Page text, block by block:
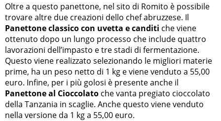
Oltre a questo panettone, nel sito di Romito è possibile
trovare altre due creazioni dello chef abruzzese. Il
Panettone classico con uvetta e canditi che viene
ottenuto dopo un lungo processo che include quattro
lavorazioni dell’impasto e tre stadi di fermentazione.
Questo viene realizzato selezionando le migliori materie
prime, ha un peso netto di 1 kg e viene venduto a 55,00
euro. Infine, per i più golosi è presente anche il
Panettone al Cioccolato che vanta pregiato cioccolato
della Tanzania in scaglie. Anche questo viene venduto
nella versione da 1 kg a 55,00 euro.